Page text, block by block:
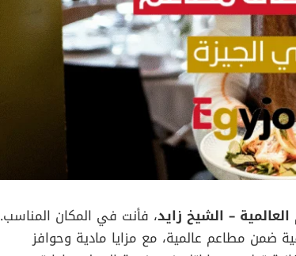
– الشيخ زايد، فأنت في المكان المناسب.
ضمن مطاعم عالمية، مع مزايا مادية وحوافز